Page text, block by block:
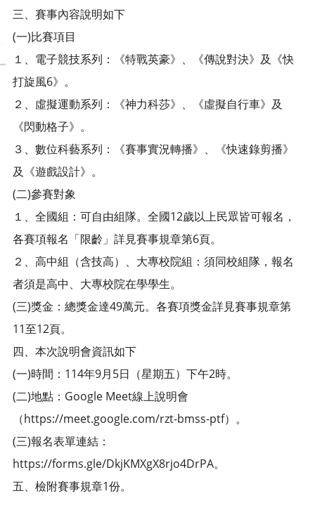
三、賽事內容說明如下
(一)比賽項目
１、電子競技系列：《特戰英豪》、《傳說對決》及《快
打旋風6》。
２、虛擬運動系列：《神力科莎》、《虛擬自行車》及
《閃動格子》。
３、數位科藝系列：《賽事實況轉播》、《快速錄剪播》
及《遊戲設計》。
(二)參賽對象
１、全國組：可自由組隊。全國12歲以上民眾皆可報名，
各賽項報名「限齡」詳見賽事規章第6頁。
２、高中組（含技高）、大專校院組：須同校組隊，報名
者須是高中、大專校院在學學生。
(三)獎金：總獎金達49萬元。各賽項獎金詳見賽事規章第
11至12頁。
四、本次說明會資訊如下
(一)時間：114年9月5日（星期五）下午2時。
(二)地點：Google Meet線上說明會
（https://meet.google.com/rzt-bmss-ptf）。
(三)報名表單連結：
https://forms.gle/DkjKMXgX8rjo4DrPA。
五、檢附賽事規章1份。